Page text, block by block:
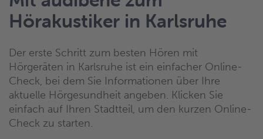
Hörakustiker in Karlsruhe
Der erste Schritt zum besten Hören mit
Hörgeräten in Karlsruhe ist ein einfacher Online-
Check, bei dem Sie Informationen über Ihre
aktuelle Hörgesundheit angeben. Klicken Sie
einfach auf Ihren Stadtteil, um den kurzen Online-
Check zu starten.